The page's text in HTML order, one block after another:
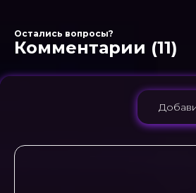
Остались вопросы?
Комментарии (11)